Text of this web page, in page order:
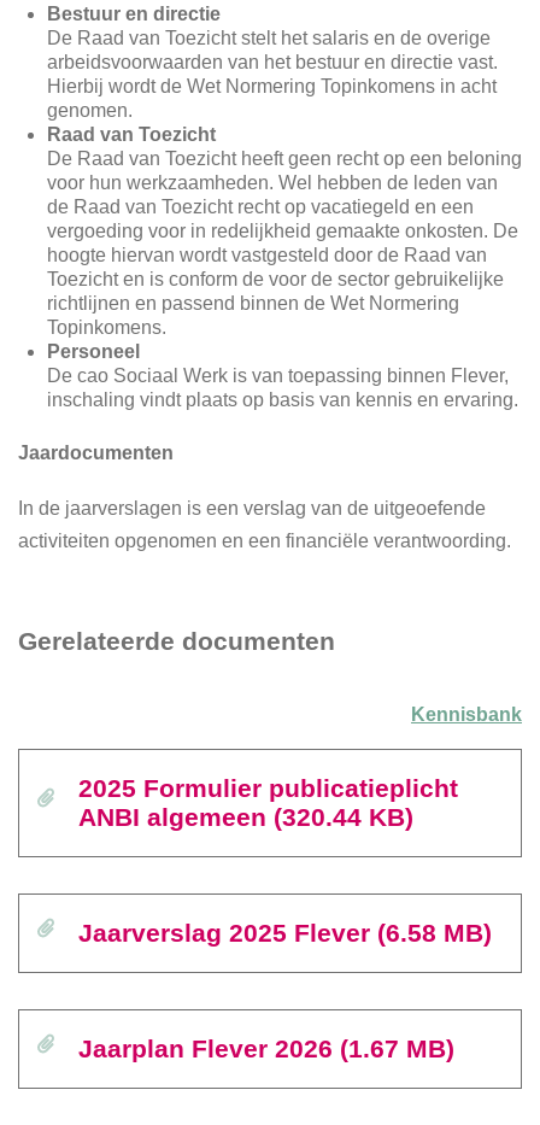
Bestuur en directie
De Raad van Toezicht stelt het salaris en de overige
arbeidsvoorwaarden van het bestuur en directie vast.
Hierbij wordt de Wet Normering Topinkomens in acht
genomen.
Raad van Toezicht
De Raad van Toezicht heeft geen recht op een beloning
voor hun werkzaamheden. Wel hebben de leden van
de Raad van Toezicht recht op vacatiegeld en een
vergoeding voor in redelijkheid gemaakte onkosten. De
hoogte hiervan wordt vastgesteld door de Raad van
Toezicht en is conform de voor de sector gebruikelijke
richtlijnen en passend binnen de Wet Normering
Topinkomens.
Personeel
De cao Sociaal Werk is van toepassing binnen Flever,
inschaling vindt plaats op basis van kennis en ervaring.
Jaardocumenten
In de jaarverslagen is een verslag van de uitgeoefende
activiteiten opgenomen en een financiële verantwoording.
Gerelateerde documenten
Kennisbank
2025 Formulier publicatieplicht
ANBI algemeen (320.44 KB)
Jaarverslag 2025 Flever (6.58 MB)
Jaarplan Flever 2026 (1.67 MB)